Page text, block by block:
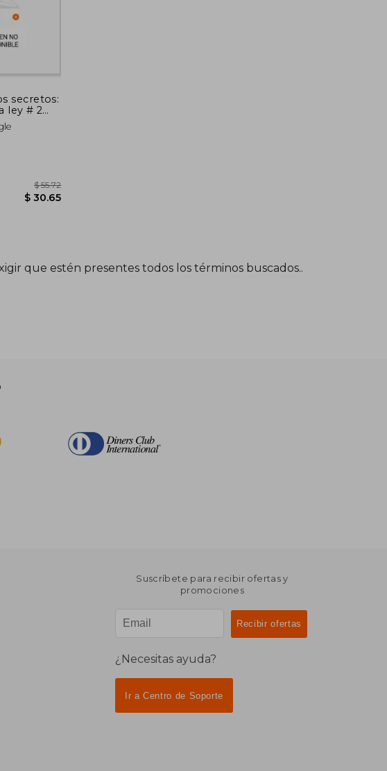
45%
dcto.
secretos:
ley # 2
que estén presentes todos los términos buscados..
Suscríbete para recibir ofertas y
promociones
¿Necesitas ayuda?
Ir a Centro de Soporte